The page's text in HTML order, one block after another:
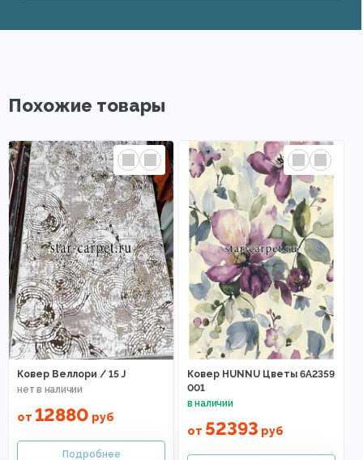
Похожие товары
Ковер Веллори / 15 J
от 12880 руб
Ковер HUNNU Цветы 6A2359
001
от 52393 руб